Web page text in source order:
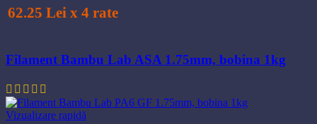
fi
produsului.
62.25 Lei x 4 rate
Filament Bambu Lab ASA 1.75mm, bobina 1kg
Vizualizare rapidă